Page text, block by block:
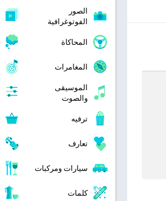
الصور
الفوتوغرافية
المحاكاة
المغامرات
الموسيقى
والصوت
ترفيه
تعارف
سيارات ومركبات
كلمات